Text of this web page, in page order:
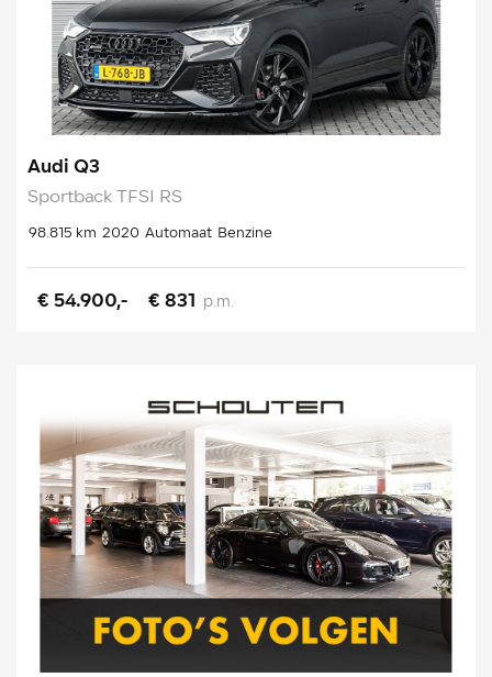
Audi Q3
Sportback TFSI RS
98.815 km 2020 Automaat Benzine
€ 54.900,- € 831 p.m.